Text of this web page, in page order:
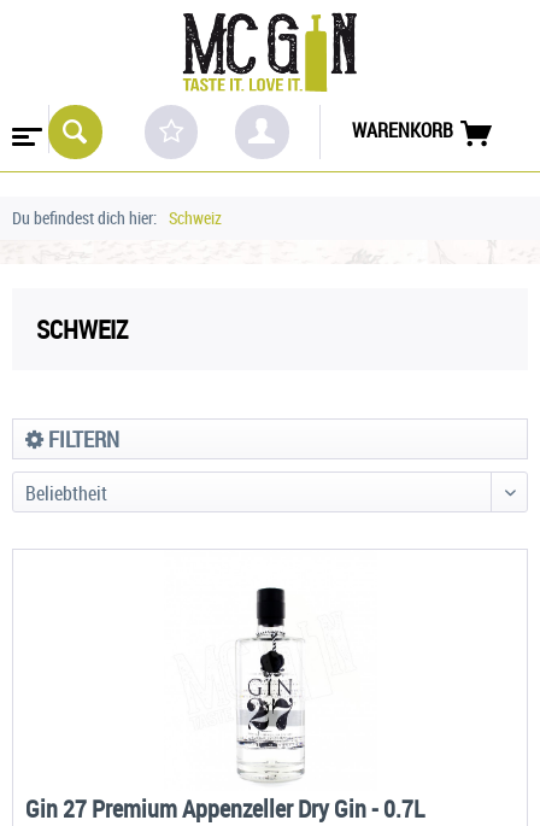
WARENKORB
Du befindest dich hier: Schweiz
SCHWEIZ
FILTERN
Gin 27 Premium Appenzeller Dry Gin - 0.7L